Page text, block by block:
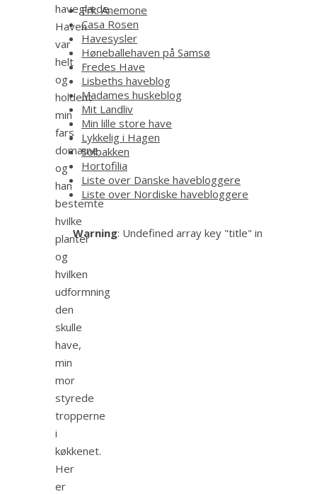
haveglæde.
Haven
var
helt
og
holdent
min
fars
domæne
og
han
bestemte
hvilke
planter
og
hvilken
udformning
den
skulle
have,
min
mor
styrede
tropperne
i
køkkenet.
Her
er
Frk. Anemone
Casa Rosen
Havesysler
Høneballehaven på Samsø
Fredes Have
Lisbeths haveblog
Madames huskeblog
Mit Landliv
Min lille store have
Lykkelig i Hagen
Solbakken
Hortofilia
Liste over Danske havebloggere
Liste over Nordiske havebloggere
Warning: Undefined array key "title" in